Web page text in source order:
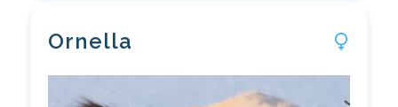
Ornella